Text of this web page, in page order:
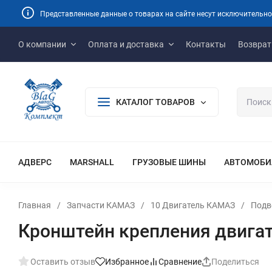
Представленные данные о товарах на сайте несут
О компании Оплата и доставка Контакты
КАТАЛОГ ТОВАРОВ
АДВЕРС MARSHALL ГРУЗОВЫЕ ШИНЫ
Главная / Запчасти КАМАЗ / 10 Двигатель КАМАЗ /
Кронштейн крепления
Оставить отзыв Избранное Сравнение Поделиться